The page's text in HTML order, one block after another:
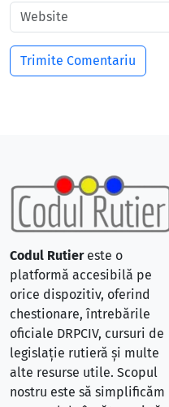
Codul Rutiereste o
platformă accesibilă pe
orice dispozitiv, oferind
chestionare, întrebările
oficiale DRPCIV, cursuri de
legislație rutieră și multe
alte resurse utile. Scopul
nostru este să simplificăm